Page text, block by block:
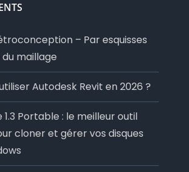
– Par esquisses
maillage
Autodesk Revit en 2026 ?
1.3 Portable : le meilleur outil
cloner et gérer vos disques